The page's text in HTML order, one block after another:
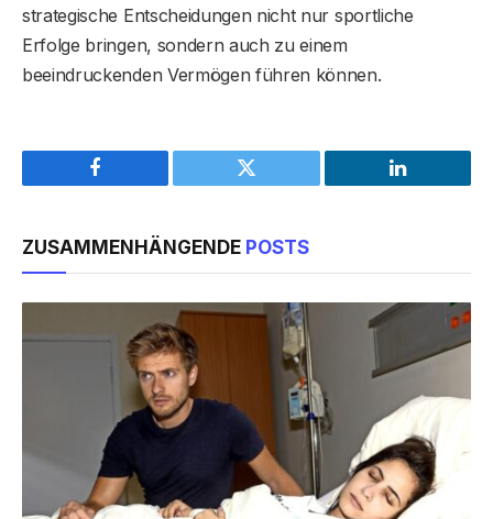
strategische Entscheidungen nicht nur sportliche
Erfolge bringen, sondern auch zu einem
beeindruckenden Vermögen führen können.
Facebook Twitter LinkedIn
ZUSAMMENHÄNGENDE POSTS